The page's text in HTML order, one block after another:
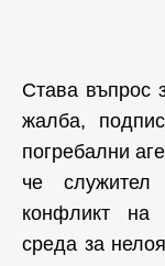
Става въпрос
жалба,
погребални
че
конфликт на
среда за